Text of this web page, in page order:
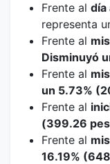
Frente al día
representa
Frente al
Disminuyó
Frente al
un 5.73%
Frente al
(399.26
Frente al
16.19%